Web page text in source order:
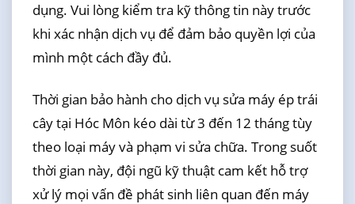
dụng. Vui lòng kiểm tra kỹ thông tin này trước
khi xác nhận dịch vụ để đảm bảo quyền lợi của
mình một cách đầy đủ.
Thời gian bảo hành cho dịch vụ sửa máy ép trái
cây tại Hóc Môn kéo dài từ 3 đến 12 tháng tùy
theo loại máy và phạm vi sửa chữa. Trong suốt
thời gian này, đội ngũ kỹ thuật cam kết hỗ trợ
xử lý mọi vấn đề phát sinh liên quan đến máy